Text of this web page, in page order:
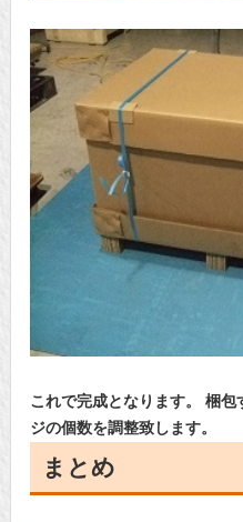
これで完成となります。
梱包
ジの個数を調整致します。
まとめ